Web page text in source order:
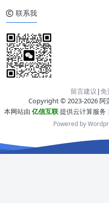
联系我
留言建议 |免
Copyright © 2023-2026 阿
本网站由 亿信互联提供云计算服务 |
Powered by